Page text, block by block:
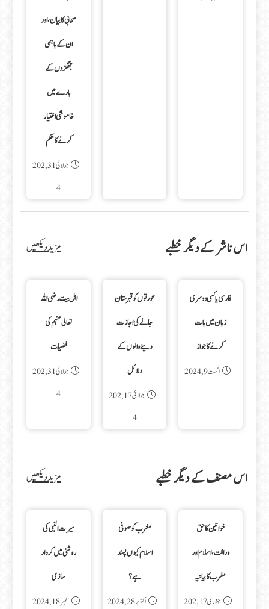
صحابی کا بیان، اور
ان کے باہمی
جھگڑوں کے
بارے میں
خاموشی اختیار
کرنے کا حکم
جولائی 31, 202
4
اس ناشر کے دیگر خطبے مزید دیکھیں
فارسی یا کسی دوسری
زبان میں بات
کرنے کا جواز
اگست 9, 2024
عورتوں کو قبرستان
جانے کی اجازت
دینے والوں کے
دلائل
جولائی 17, 202
4
اہل بیت رضی اللہ
تعالی عنہم کی
فضیلت
جولائی 31, 202
4
اس مصنف کے دیگر خطبے مزید دیکھیں
خواتین کا حق
وراثت، اسلام اور
مغرب کا بیانیہ
جنوری 17, 202
مغرب کو صوفی
اسلام کیوں پسند
ہے؟
اکتوبر 28, 2024
سیرت النبی کی
روشنی میں کردار
سازی
ستمبر 18, 2024